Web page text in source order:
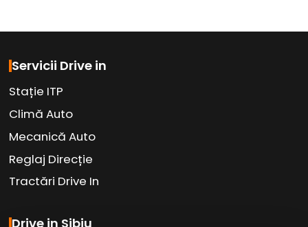
Servicii Drive in
Stație ITP
Climă Auto
Mecanică Auto
Reglaj Direcție
Tractări Drive In
Drive in Sibiu